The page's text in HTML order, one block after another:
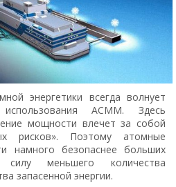
энергетики всегда волнует
АСММ. Здесь
мощности влечет за собой
рисков». Поэтому атомные
намного безопаснее больших
меньшего количества
запасенной энергии.